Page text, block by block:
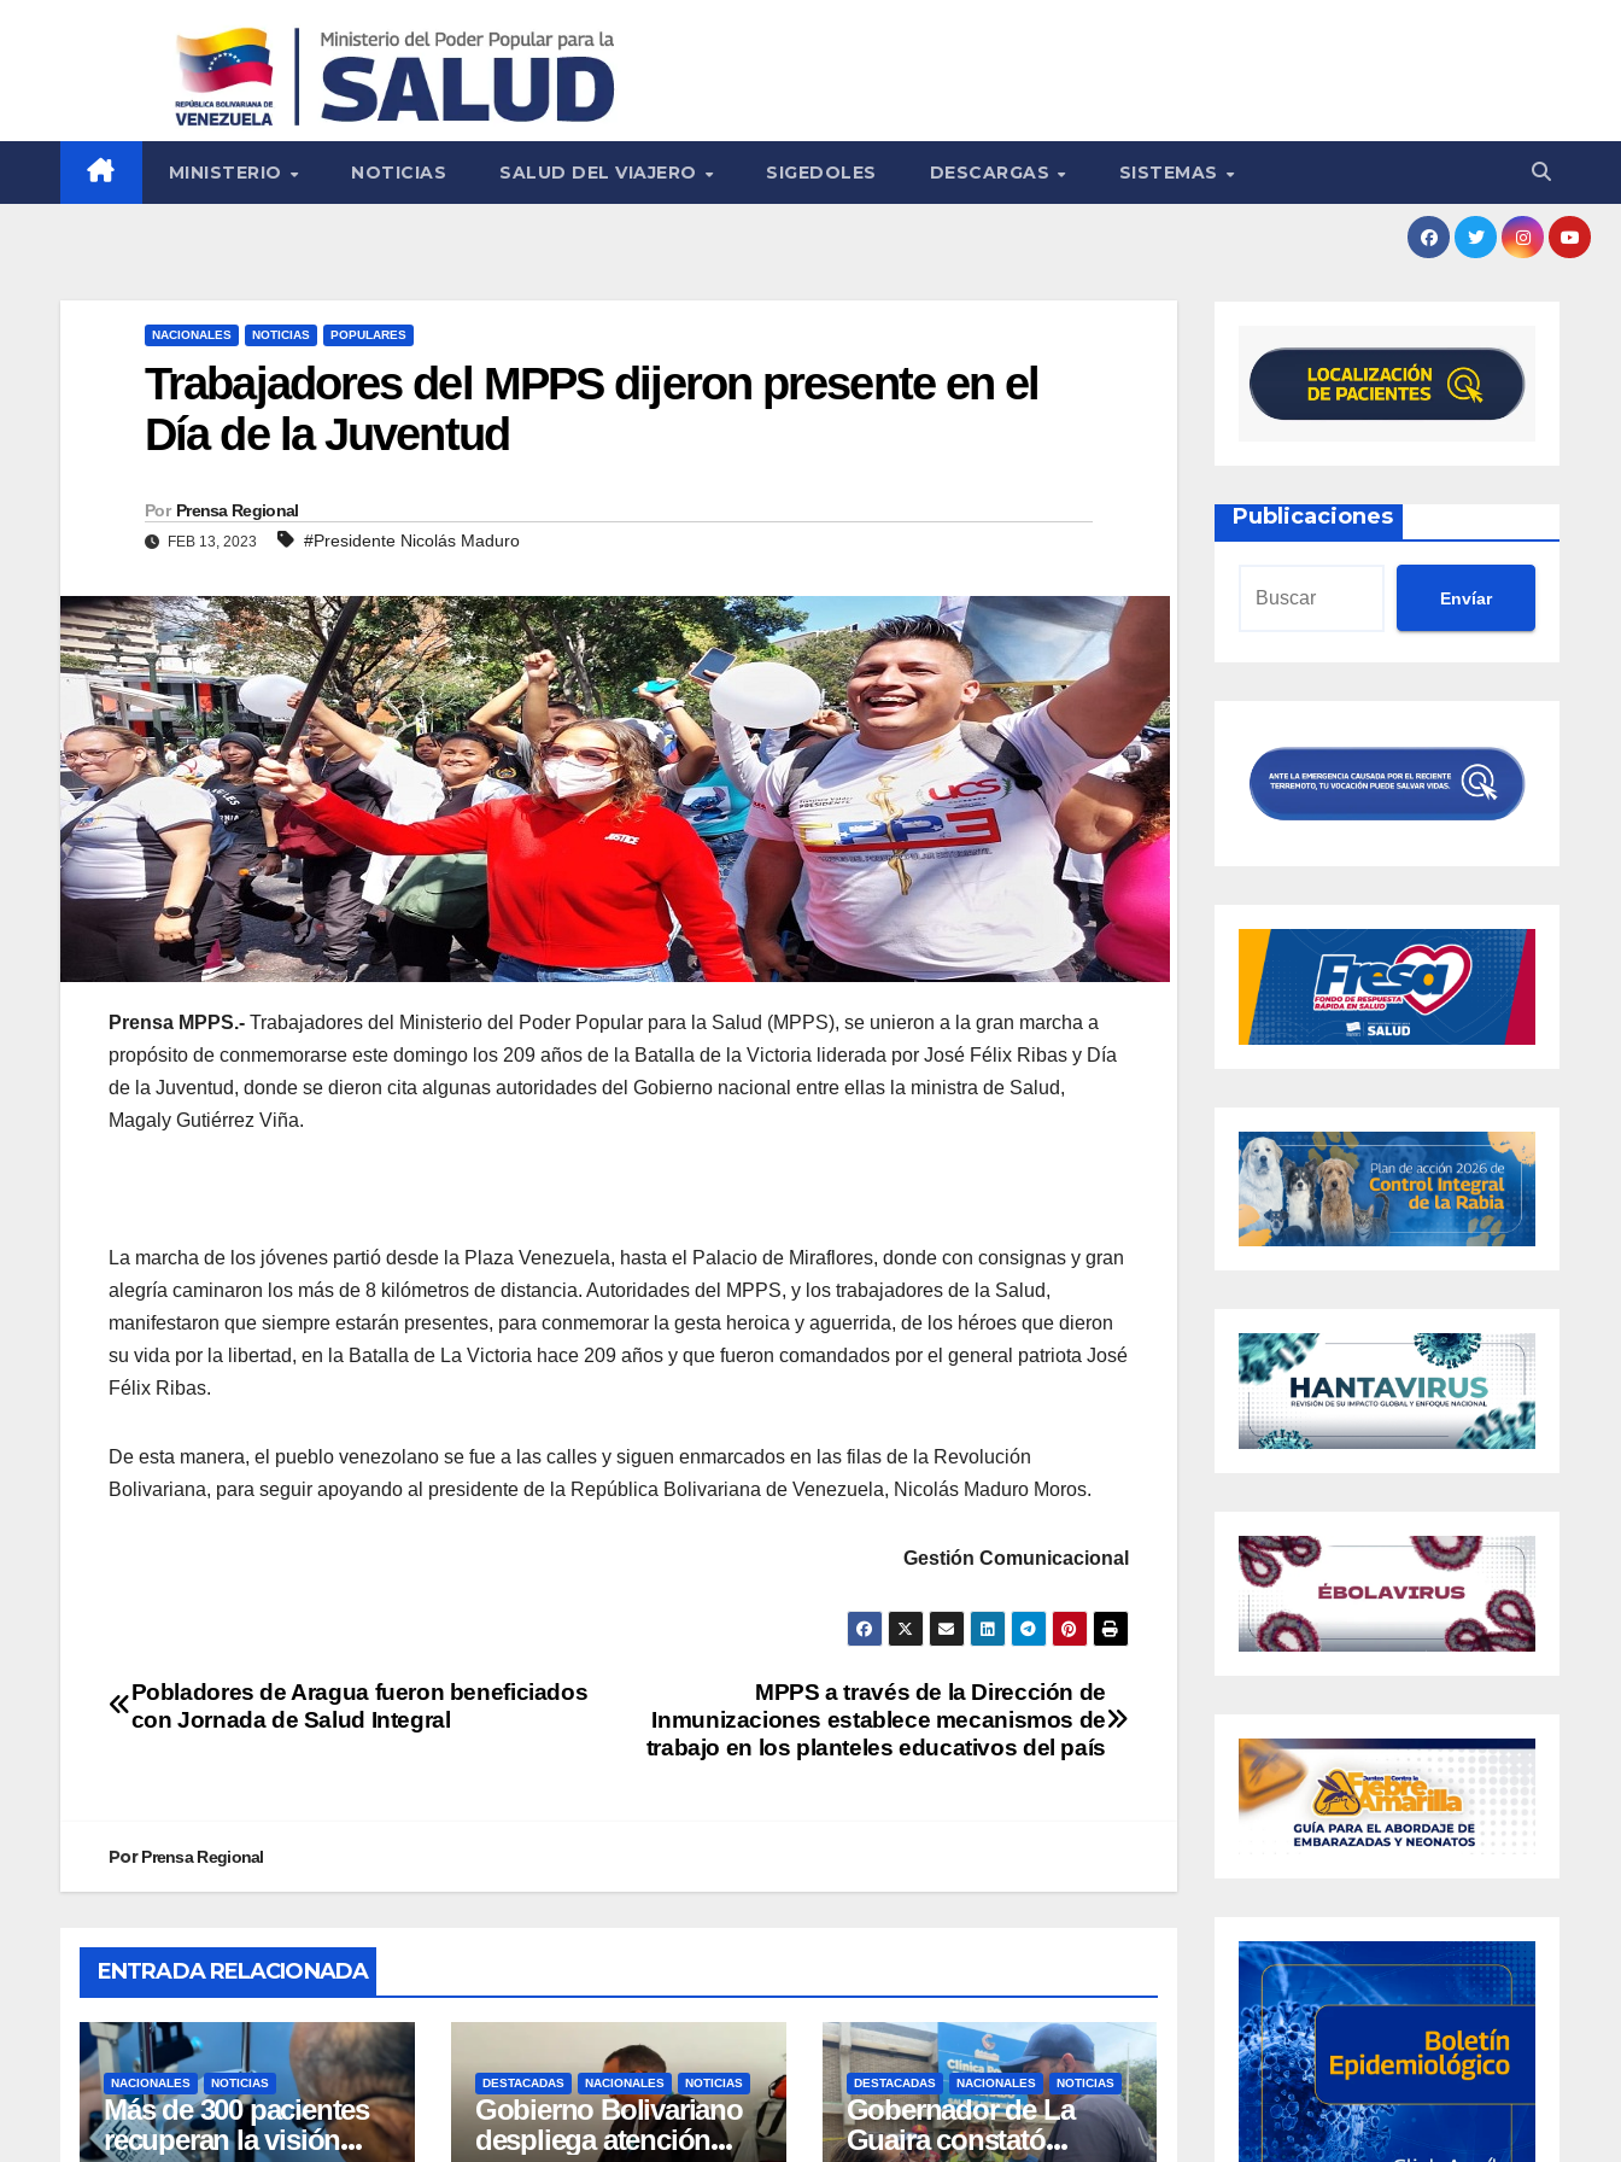
MINISTERIO NOTICIAS SALUD DEL VIAJERO SIGEDOLES DESCARGAS SISTEMAS
NACIONALES NOTICIAS POPULARES
Trabajadores del MPPS dijeron presente en el
Día de la Juventud
Por Prensa Regional
FEB 13, 2023 #Presidente Nicolás Maduro
Prensa MPPS.- Trabajadores del Ministerio del Poder Popular para la Salud (MPPS), se unieron a la gran marcha a
propósito de conmemorarse este domingo los 209 años de la Batalla de la Victoria liderada por José Félix Ribas y Día
de la Juventud, donde se dieron cita algunas autoridades del Gobierno nacional entre ellas la ministra de Salud,
Magaly Gutiérrez Viña.
La marcha de los jóvenes partió desde la Plaza Venezuela, hasta el Palacio de Miraflores, donde con consignas y gran
alegría caminaron los más de 8 kilómetros de distancia. Autoridades del MPPS, y los trabajadores de la Salud,
manifestaron que siempre estarán presentes, para conmemorar la gesta heroica y aguerrida, de los héroes que dieron
su vida por la libertad, en la Batalla de La Victoria hace 209 años y que fueron comandados por el general patriota José
Félix Ribas.
De esta manera, el pueblo venezolano se fue a las calles y siguen enmarcados en las filas de la Revolución
Bolivariana, para seguir apoyando al presidente de la República Bolivariana de Venezuela, Nicolás Maduro Moros.
Gestión Comunicacional
MPPS a través de la Dirección de
Inmunizaciones establece mecanismos de
trabajo en los planteles educativos del país
Pobladores de Aragua fueron beneficiados
con Jornada de Salud Integral
PorPrensa Regional
ENTRADA RELACIONADA
NACIONALES NOTICIAS
Más de 300 pacientes
recuperan la visión
DESTACADAS NACIONALES NOTICIAS
Gobierno Bolivariano
despliega atención
DESTACADAS NACIONALES NOTICIAS
Gobernador de La
Guaira constató
Publicaciones
Envíar